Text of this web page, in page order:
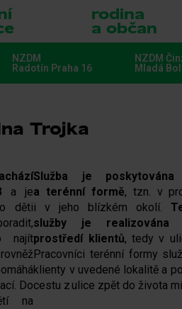
rodina
a občan
NZDM
Radotín Praha 16
NZDM
Mladá
Trojka
a je
děti
najít
Do
na
Služba je poskytována
a terénní formě, tzn. v
i v jeho blízkém okolí.
služby je realizována
prostředí klientů, tedy v
Pracovníci terénní formy
klienty v uvedené lokalitě a
cestu z ulice zpět do života